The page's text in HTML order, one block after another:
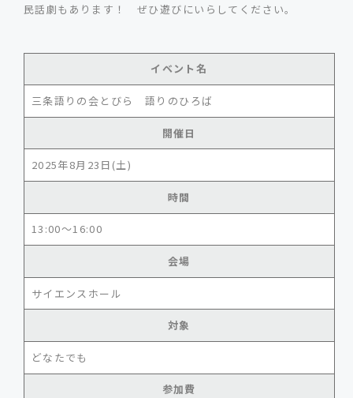
民話劇もあります！ ぜひ遊びにいらしてください。
イベント名
三条語りの会とびら 語りのひろば
開催日
2025年8月23日(土)
時間
13:00～16:00
会場
サイエンスホール
対象
どなたでも
参加費